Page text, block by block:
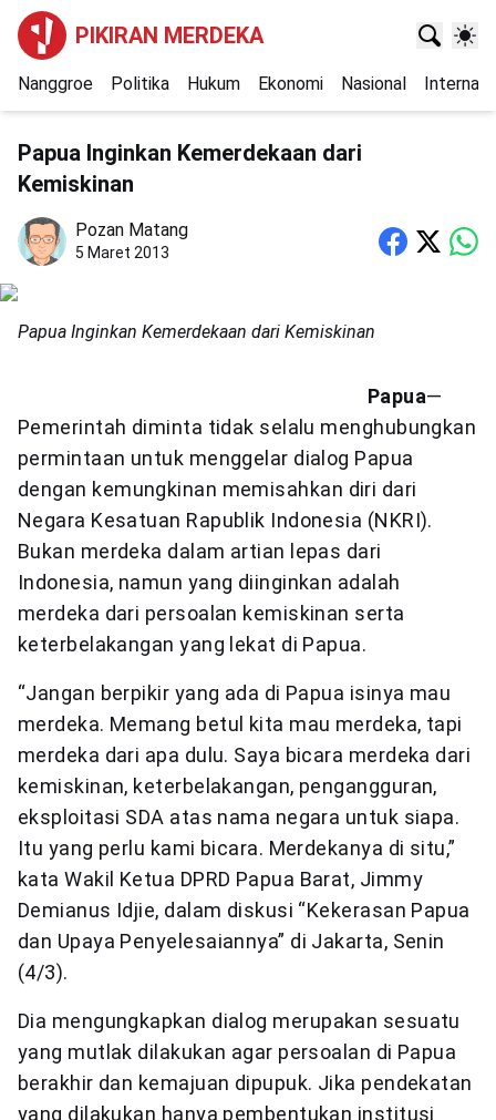
PIKIRAN MERDEKA
Nanggroe Politika Hukum Ekonomi Nasional
Papua Inginkan Kemerdekaan dari
Kemiskinan
Pozan Matang
5 Maret 2013
Papua Inginkan Kemerdekaan dari Kemiskinan
Papua—
Pemerintah diminta tidak selalu menghubungkan
permintaan untuk menggelar dialog Papua
dengan kemungkinan memisahkan diri dari
Negara Kesatuan Rapublik Indonesia (NKRI).
Bukan merdeka dalam artian lepas dari
Indonesia, namun yang diinginkan adalah
merdeka dari persoalan kemiskinan serta
keterbelakangan yang lekat di Papua.
“Jangan berpikir yang ada di Papua isinya mau
merdeka. Memang betul kita mau merdeka, tapi
merdeka dari apa dulu. Saya bicara merdeka dari
kemiskinan, keterbelakangan, pengangguran,
eksploitasi SDA atas nama negara untuk siapa.
Itu yang perlu kami bicara. Merdekanya di situ,”
kata Wakil Ketua DPRD Papua Barat, Jimmy
Demianus Idjie, dalam diskusi “Kekerasan Papua
dan Upaya Penyelesaiannya” di Jakarta, Senin
(4/3).
Dia mengungkapkan dialog merupakan sesuatu
yang mutlak dilakukan agar persoalan di Papua
berakhir dan kemajuan dipupuk. Jika pendekatan
yang dilakukan hanya pembentukan institusi